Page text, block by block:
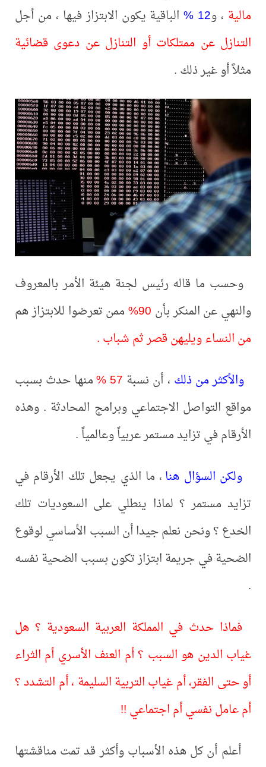
مالية ، و12 %
الباقية يكون الابتزاز فيها ، من أجل
التنازل عن ممتلكات أو التنازل عن دعوى قضائية
مثلاً أو غير ذلك .
وحسب ما قاله رئيس لجنة هيئة الأمر بالمعروف
والنهي عن المنكر بأن 90%
ممن تعرضوا للابتزاز هم
من النساء ويليهن قصر ثم شباب .
والأكثر من ذلك ، أن نسبة 57 %
منها حدث بسبب
مواقع التواصل الاجتماعي وبرامج المحادثة . وهذه
الأرقام في تزايد مستمر عربياً وعالمياً .
ولكن السؤال هنا، ما الذي يجعل تلك الأرقام في
تزايد مستمر ؟ لماذا ينطلي على السعوديات تلك
الخدع ؟ ونحن نعلم جيدا أن السبب الأساسي لوقوع
الضحية في جريمة ابتزاز تكون بسبب الضحية نفسه
.
فماذا حدث في المملكة العربية السعودية ؟ هل
غياب الدين هو السبب ؟ أم العنف الأسري أم الثراء
أو حتى الفقر، أم غياب التربية السليمة ، أم التشدد ؟
أم عامل نفسي أم اجتماعي !!
أعلم أن كل هذه الأسباب وأكثر قد تمت مناقشتها